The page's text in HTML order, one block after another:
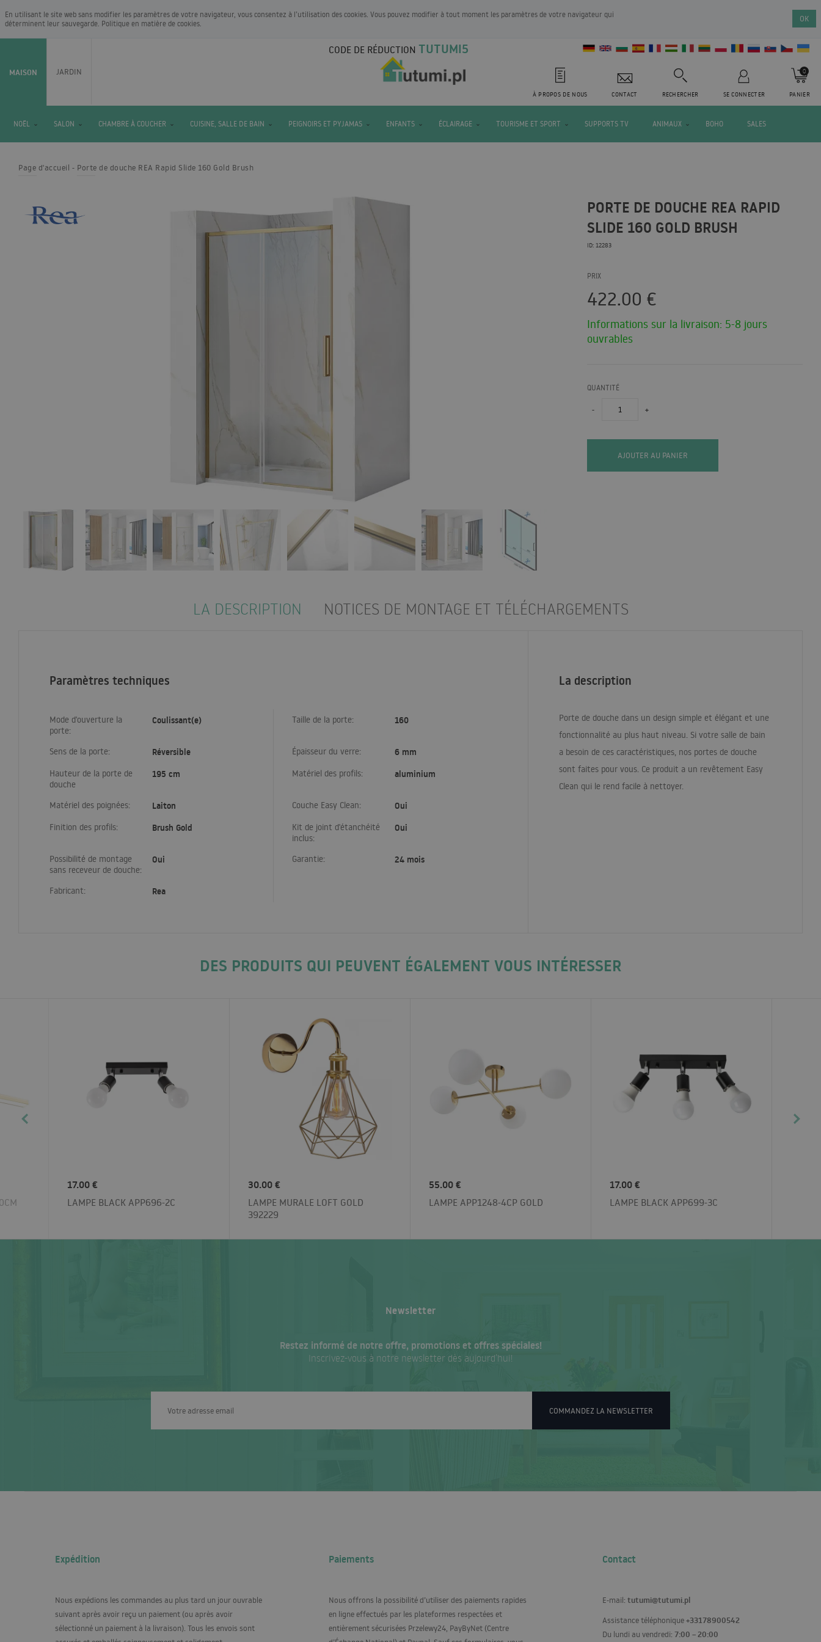
En utilisant le site web sans modifier les paramètres de votre navigateur, vous consentez à l’utilisation des cookies. Vous pouvez modifier à tout moment les paramètres de votre navigateur qui
déterminent leur sauvegarde. Politique en matière de cookies.
OK
MAISON JARDIN
CODE DE RÉDUCTION TUTUMI5
À PROPOS DE NOUS CONTACT RECHERCHER SE CONNECTER PANIER
0
NOËL SALON CHAMBRE À COUCHER CUISINE, SALLE DE BAIN PEIGNOIRS ET PYJAMAS ENFANTS ÉCLAIRAGE TOURISME ET SPORT SUPPORTS TV ANIMAUX BOHO SALES
Page d'accueil Porte de douche REA Rapid Slide 160 Gold Brush
PORTE DE DOUCHE REA RAPID
SLIDE 160 GOLD BRUSH
ID: 12283
PRIX
422.00 €
Informations sur la livraison: 5-8 jours
ouvrables
QUANTITÉ
- +
AJOUTER AU PANIER
LA DESCRIPTION NOTICES DE MONTAGE ET TÉLÉCHARGEMENTS
Paramètres techniques
Mode d'ouverture la
porte:
Coulissant(e) Taille de la porte: 160
Sens de la porte: Réversible Épaisseur du verre: 6 mm
Hauteur de la porte de
douche
195 cm Matériel des profils: aluminium
Matériel des poignées: Laiton Couche Easy Clean: Oui
Finition des profils: Brush Gold
Kit de joint d'étanchéité
inclus:
Oui
Possibilité de montage
sans receveur de douche:
Oui Garantie: 24 mois
Fabricant: Rea
La description
Porte de douche dans un design simple et élégant et une
fonctionnalité au plus haut niveau. Si votre salle de bain
a besoin de ces caractéristiques, nos portes de douche
sont faites pour vous. Ce produit a un revêtement Easy
Clean qui le rend facile à nettoyer.
DES PRODUITS QUI PEUVENT ÉGALEMENT VOUS INTÉRESSER
17.00 €
LAMPE BLACK APP696-2C
30.00 €
LAMPE MURALE LOFT GOLD
392229
55.00 €
LAMPE APP1248-4CP GOLD
17.00 €
LAMPE BLACK APP699-3C
Newsletter
Restez informé de notre offre, promotions et offres spéciales!
Inscrivez-vous à notre newsletter dès aujourd’hui!
COMMANDEZ LA NEWSLETTER
Expédition
Nous expédions les commandes au plus tard un jour ouvrable
suivant après avoir reçu un paiement (ou après avoir
sélectionné un paiement à la livraison). Tous les envois sont
Paiements
Nous offrons la possibilité d’utiliser des paiements rapides
en ligne effectués par les plateformes respectées et
entièrement sécurisées Przelewy24, PayByNet (Centre
Contact
E-mail: tutumi@tutumi.pl
Assistance téléphonique+33178900542
Du lundi au vendredi: 7:00 – 20:00